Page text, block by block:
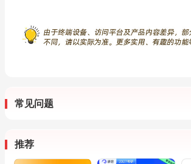
常见问题
推荐